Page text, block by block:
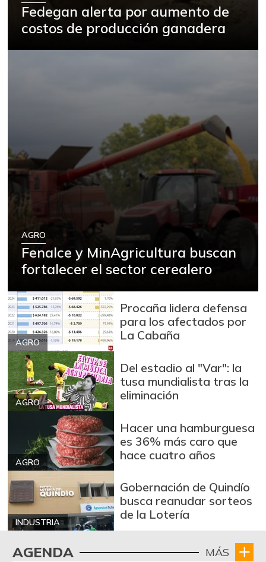
Fedegan alerta por aumento de
costos de producción ganadera
AGRO
Fenalce y MinAgricultura buscan
fortalecer el sector cerealero
AGRO
Procaña lidera defensa
para los afectados por
La Cabaña
AGRO
Del estadio al "Var": la
tusa mundialista tras la
eliminación
AGRO
Hacer una hamburguesa
es 36% más caro que
hace cuatro años
INDUSTRIA
Gobernación de Quindío
busca reanudar sorteos
de la Lotería
AGENDA MÁS